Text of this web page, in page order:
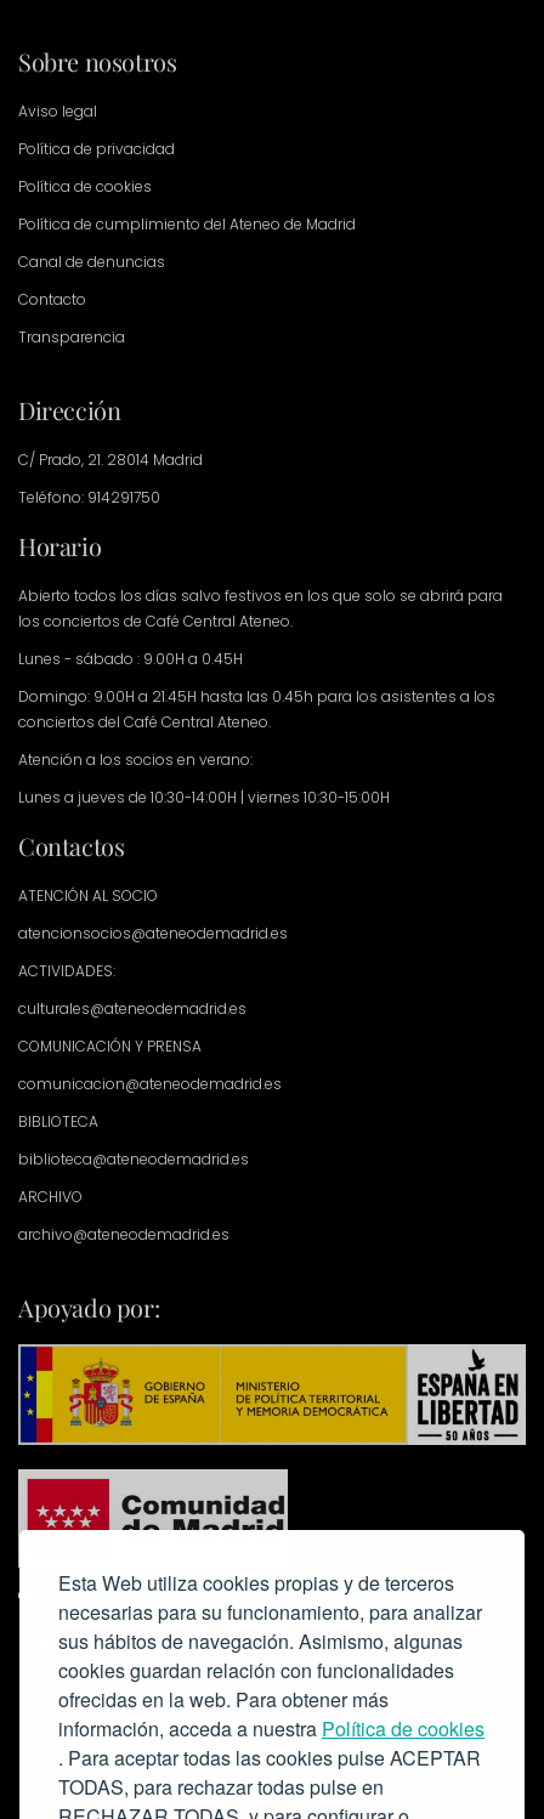
Esta Web utiliza cookies propias y de terceros
necesarias para su funcionamiento, para analizar
sus hábitos de navegación. Asimismo, algunas
cookies guardan relación con funcionalidades
ofrecidas en la web. Para obtener más
información, acceda a nuestra Política de cookies
. Para aceptar todas las cookies pulse ACEPTAR
TODAS, para rechazar todas pulse en
Sobre nosotros
Aviso legal
Política de privacidad
Política de cookies
Política de cumplimiento del Ateneo de Madrid
Canal de denuncias
Contacto
Transparencia
Dirección
C/ Prado, 21. 28014 Madrid
Teléfono: 914291750
Horario
Abierto todos los días salvo festivos en los que solo se abrirá para
los conciertos de Café Central Ateneo.
Lunes - sábado : 9.00H a 0.45H
Domingo: 9.00H a 21.45H hasta las 0.45h para los asistentes a los
conciertos del Café Central Ateneo.
Atención a los socios en verano:
Lunes a jueves de 10:30-14:00H | viernes 10:30-15:00H
Contactos
ATENCIÓN AL SOCIO
atencionsocios@ateneodemadrid.es
ACTIVIDADES:
culturales@ateneodemadrid.es
COMUNICACIÓN Y PRENSA
comunicacion@ateneodemadrid.es
BIBLIOTECA
biblioteca@ateneodemadrid.es
ARCHIVO
archivo@ateneodemadrid.es
Apoyado por:
Colabora: